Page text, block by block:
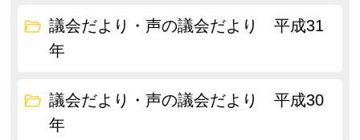
議会だより・声の議会だより 平成31
年
議会だより・声の議会だより 平成30
年